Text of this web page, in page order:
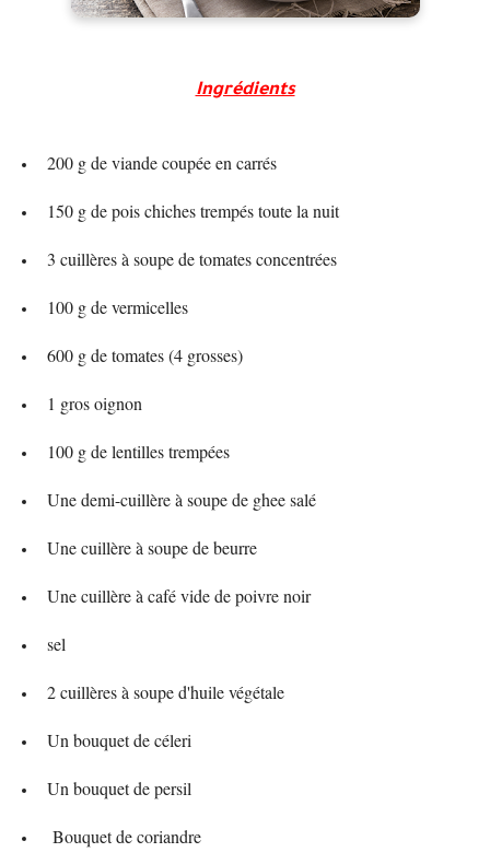
Ingrédients
200 g de viande coupée en carrés
150 g de pois chiches trempés toute la nuit
3 cuillères à soupe de tomates concentrées
100 g de vermicelles
600 g de tomates (4 grosses)
1 gros oignon
100 g de lentilles trempées
Une demi-cuillère à soupe de ghee salé
Une cuillère à soupe de beurre
Une cuillère à café vide de poivre noir
sel
2 cuillères à soupe d'huile végétale
Un bouquet de céleri
Un bouquet de persil
Bouquet de coriandre